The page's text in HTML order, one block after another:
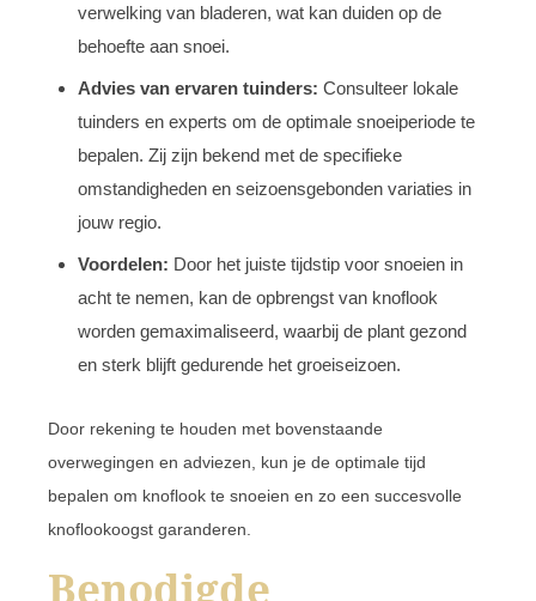
verwelking van bladeren, wat kan duiden op de
behoefte aan snoei.
Advies van ervaren tuinders: Consulteer lokale
tuinders en experts om de optimale snoeiperiode te
bepalen. Zij zijn bekend met de specifieke
omstandigheden en seizoensgebonden variaties in
jouw regio.
Voordelen: Door het juiste tijdstip voor snoeien in
acht te nemen, kan de opbrengst van knoflook
worden gemaximaliseerd, waarbij de plant gezond
en sterk blijft gedurende het groeiseizoen.
Door rekening te houden met bovenstaande
overwegingen en adviezen, kun je de optimale tijd
bepalen om knoflook te snoeien en zo een succesvolle
knoflookoogst garanderen.
Benodigde